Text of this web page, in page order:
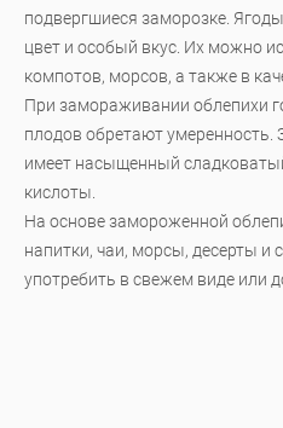
подвергшиеся заморозке.
цвет и особый вкус. Их можно
компотов, морсов, а также в
При замораживании облепихи
плодов обретают
имеет насыщенный
кислоты.
На основе замороженной
напитки, чаи, морсы, десерты и
употребить в свежем виде или